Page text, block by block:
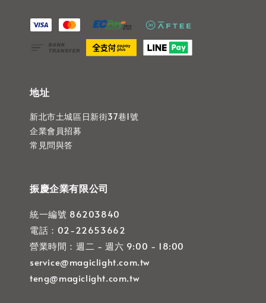
地址
新北市土城區日新街37巷1號
企業會員招募
常見問與答
振慶企業有限公司
統一編號 86203840
電話：02-22653662
營業時間：週二 - 週六 9:00 - 18:00
service@magiclight.com.tw
teng@magiclight.com.tw